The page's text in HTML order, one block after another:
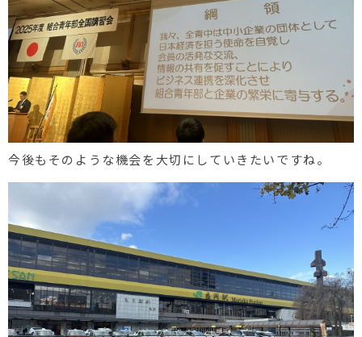
今後もそのような機会を大切にしていきたいですね。